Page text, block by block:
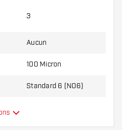
matériau ou une
le mieux !
3
Aucun
100 Micron
Standard 6 (NO6)